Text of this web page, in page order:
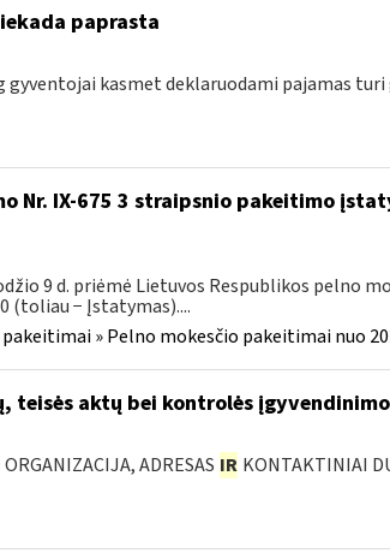
paprasta
kasmet deklaruodami pajamas
Nr. IX-675 3 straipsnio pakeitimo
9 d. priėmė Lietuvos Respublikos pelno
(toliau − Įstatymas)....
» Pelno mokesčio pakeitimai nuo
teisės aktų bei kontrolės įgyvendinimo
ADRESAS IR KONTAKTINIAI